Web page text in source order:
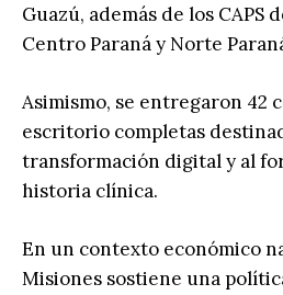
Guazú, además de los CAPS
Centro Paraná y Norte
Asimismo, se entregaron 42
escritorio completas
transformación digital y al
historia clínica.
En un contexto económico
Misiones sostiene una